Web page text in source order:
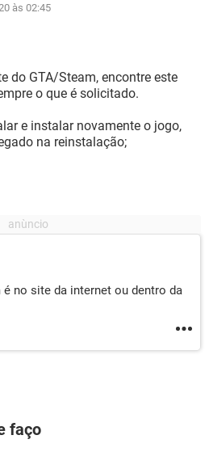
às 02:45
do GTA/Steam, encontre este
o que é solicitado.
e instalar novamente o jogo,
na reinstalação;
no site da internet ou dentro da
faço